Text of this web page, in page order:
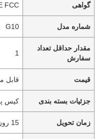
گواهی FCC
شماره مدل G10
مقدار حداقل تعداد
سفارش
1
قیمت قابل
جزئیات بسته بندی کیس
زمان تحویل 15 روز